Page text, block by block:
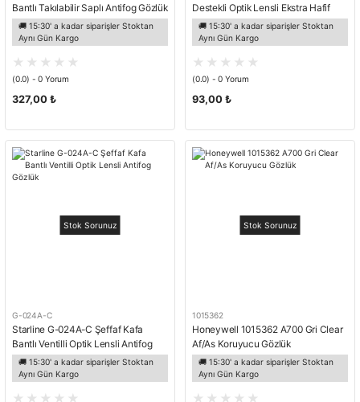
Bantlı Takılabilir Saplı Antifog Gözlük
🚚 15:30' a kadar siparişler Stoktan
Aynı Gün Kargo
(0.0) - 0 Yorum
327,00 ₺
Destekli Optik Lensli Ekstra Hafif
Antifog Özellikte Gözlük
🚚 15:30' a kadar siparişler Stoktan
Aynı Gün Kargo
(0.0) - 0 Yorum
93,00 ₺
Stok Sorunuz
G-024A-C
Starline G-024A-C Şeffaf Kafa
Bantlı Ventilli Optik Lensli Antifog
Gözlük
🚚 15:30' a kadar siparişler Stoktan
Aynı Gün Kargo
Stok Sorunuz
1015362
Honeywell 1015362 A700 Gri Clear
Af/As Koruyucu Gözlük
🚚 15:30' a kadar siparişler Stoktan
Aynı Gün Kargo